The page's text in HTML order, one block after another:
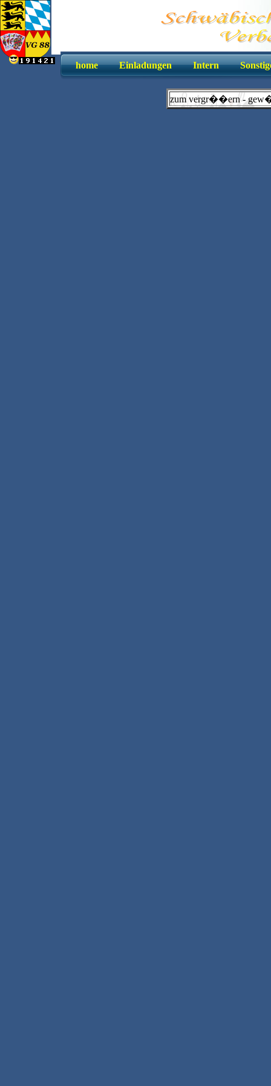
home Einladungen Intern
zum vergr��ern -